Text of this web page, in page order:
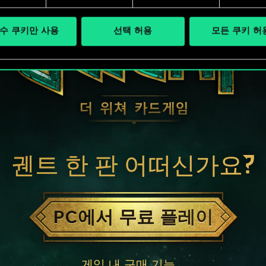
쿠키만 사용 선택 허용 모든 쿠키 허
궨트 한 판 어떠신가요?
PC에서 무료 플레이